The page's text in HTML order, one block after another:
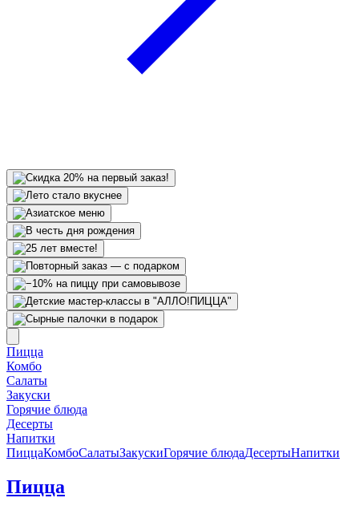
Пицца
Комбо
Салаты
Закуски
Горячие блюда
Десерты
Напитки
ПиццаКомбоСалатыЗакускиГорячие блюдаДесертыНапитки
Пицца